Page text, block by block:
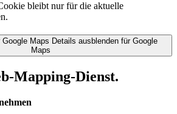
bleibt nur für die aktuelle
Google Maps Details ausblenden für Google
Maps
Mapping-Dienst.